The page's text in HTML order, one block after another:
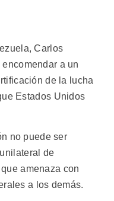
Carlos
a un
de la lucha
Estados Unidos
no puede ser
de
amenaza con
a los demás.